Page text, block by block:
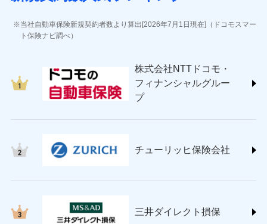
ソニー損害保険株式会社
(https://www.sonysonpo.co.jp/)
ＳＯＭＰＯダイレクト損害保険株式会社
(https://www.sompo-direct.co.jp/)
チューリッヒ保険会社 (https://www.zurich.co.jp/)
(https://www.nisshinfire.co.jp/)
(https://www.petfamilyins.co.jp/)
ins.com/)
三井ダイレクト損害保険株式会社
当社自動車保険新規契約者数より算出[2026年7月1日現在]（ドコモスマー
ト保険ナビ調べ）
株式会社NTTドコモ・
フィナンシャルグルー
プ
チューリッヒ保険会社
三井ダイレクト損保